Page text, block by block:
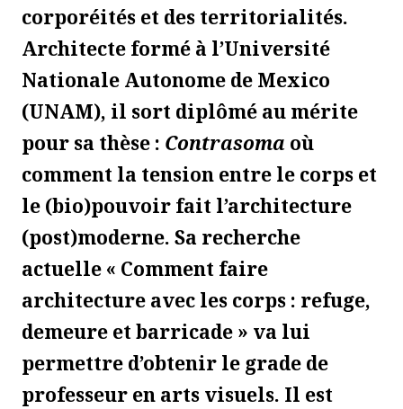
corporéités et des territorialités.
Architecte formé à l’Université
Nationale Autonome de Mexico
(UNAM), il sort diplômé au mérite
pour sa thèse : Contrasoma où
comment la tension entre le corps et
le (bio)pouvoir fait l’architecture
(post)moderne. Sa recherche
actuelle « Comment faire
architecture avec les corps : refuge,
demeure et barricade » va lui
permettre d’obtenir le grade de
professeur en arts visuels. Il est